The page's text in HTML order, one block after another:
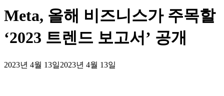
Meta, 올해 비즈니스가 주목할
‘2023 트렌드 보고서’ 공개
2023년 4월 13일2023년 4월 13일